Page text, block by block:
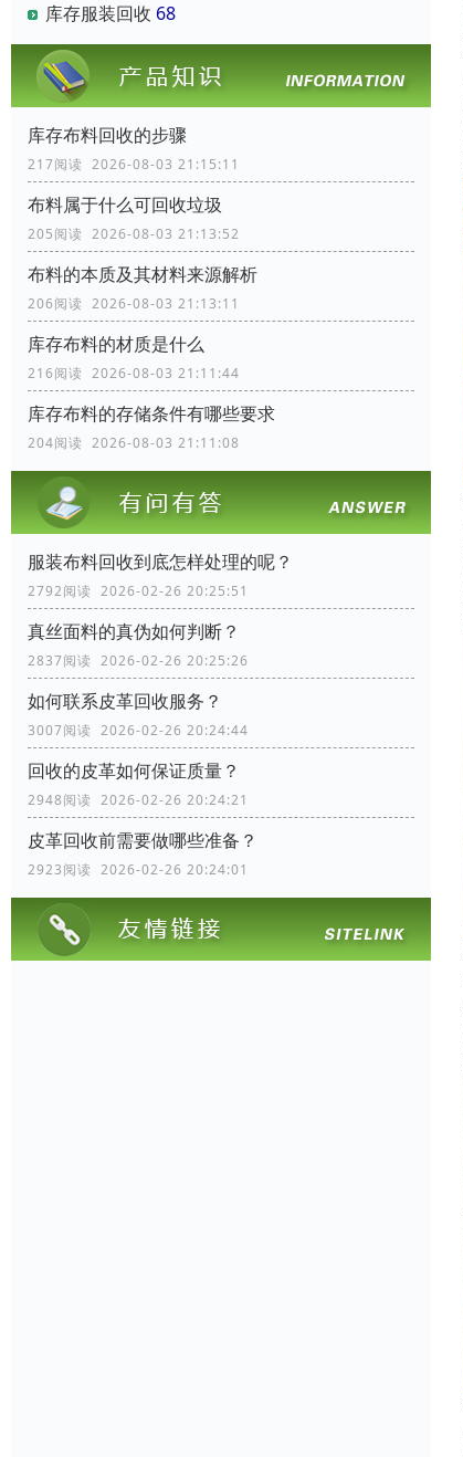
库存服装回收 68
库存布料回收的步骤
217阅读 2026-08-03 21:15:11
布料属于什么可回收垃圾
205阅读 2026-08-03 21:13:52
布料的本质及其材料来源解析
206阅读 2026-08-03 21:13:11
库存布料的材质是什么
216阅读 2026-08-03 21:11:44
库存布料的存储条件有哪些要求
204阅读 2026-08-03 21:11:08
服装布料回收到底怎样处理的呢？
2792阅读 2026-02-26 20:25:51
真丝面料的真伪如何判断？
2837阅读 2026-02-26 20:25:26
如何联系皮革回收服务？
3007阅读 2026-02-26 20:24:44
回收的皮革如何保证质量？
2948阅读 2026-02-26 20:24:21
皮革回收前需要做哪些准备？
2923阅读 2026-02-26 20:24:01